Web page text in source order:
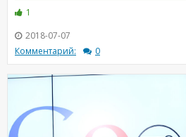
1
2018-07-07
Комментарий:
0